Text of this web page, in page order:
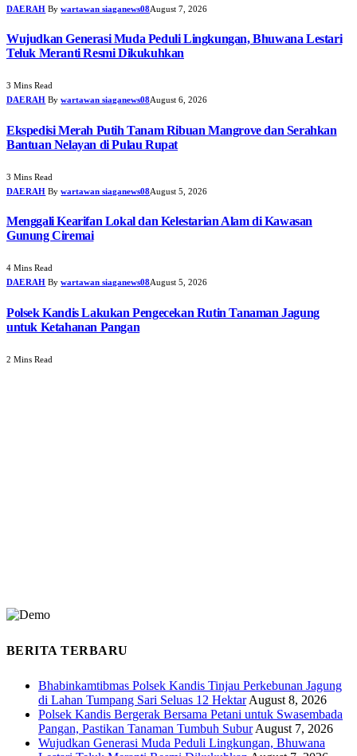
DAERAH By wartawan siaganews08August 7, 2026
Wujudkan Generasi Muda Peduli Lingkungan, Bhuwana Lestari
Teluk Meranti Resmi Dikukuhkan
3 Mins Read
DAERAH By wartawan siaganews08August 6, 2026
Ekspedisi Merah Putih Tanam Ribuan Mangrove dan Serahkan
Bantuan Nelayan di Pulau Rupat
3 Mins Read
DAERAH By wartawan siaganews08August 5, 2026
Menggali Kearifan Lokal dan Kelestarian Alam di Kawasan
Gunung Ciremai
4 Mins Read
DAERAH By wartawan siaganews08August 5, 2026
Polsek Kandis Lakukan Pengecekan Rutin Tanaman Jagung
untuk Ketahanan Pangan
2 Mins Read
BERITA TERBARU
Bhabinkamtibmas Polsek Kandis Tinjau Perkebunan Jagung
di Lahan Tumpang Sari Seluas 12 Hektar August 8, 2026
Polsek Kandis Bergerak Bersama Petani untuk Swasembada
Pangan, Pastikan Tanaman Tumbuh Subur August 7, 2026
Wujudkan Generasi Muda Peduli Lingkungan, Bhuwana